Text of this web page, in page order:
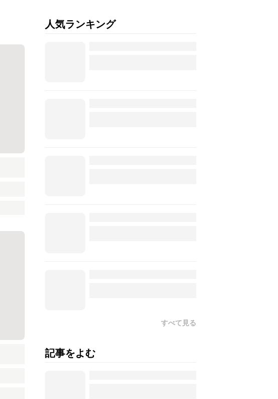
人気ランキング
すべて見る
記事をよむ